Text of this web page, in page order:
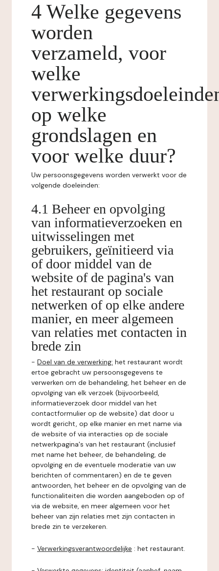
4 Welke gegevens
worden
verzameld, voor
welke
op welke
grondslagen en
voor welke duur?
Uw persoonsgegevens worden verwerkt voor de
volgende doeleinden:
4.1 Beheer en opvolging
van informatieverzoeken en
uitwisselingen met
gebruikers, geïnitieerd via
of door middel van de
website of de pagina's van
het restaurant op sociale
netwerken of op elke andere
manier, en meer algemeen
van relaties met contacten in
brede zin
- Doel van de verwerking: het restaurant wordt
ertoe gebracht uw persoonsgegevens te
verwerken om de behandeling, het beheer en de
opvolging van elk verzoek (bijvoorbeeld,
informatieverzoek door middel van het
contactformulier op de website) dat door u
wordt gericht, op elke manier en met name via
de website of via interacties op de sociale
netwerkpagina's van het restaurant (inclusief
met name het beheer, de behandeling, de
opvolging en de eventuele moderatie van uw
berichten of commentaren) en de te geven
antwoorden, het beheer en de opvolging van de
functionaliteiten die worden aangeboden op of
via de website, en meer algemeen voor het
beheer van zijn relaties met zijn contacten in
brede zin te verzekeren.
- Verwerkingsverantwoordelijke : het restaurant.